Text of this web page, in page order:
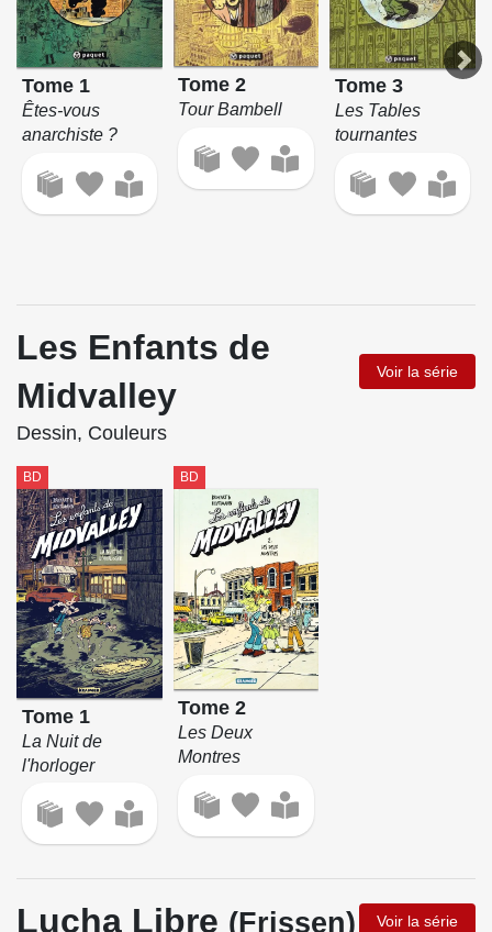
Tome 1
Êtes-vous
anarchiste ?
Tome 2
Tour Bambell
Tome 3
Les Tables
tournantes
Les Enfants de
Midvalley
Voir la série
Dessin, Couleurs
BD
Tome 1
La Nuit de
l'horloger
BD
Tome 2
Les Deux
Montres
Lucha Libre (Frissen) Voir la série